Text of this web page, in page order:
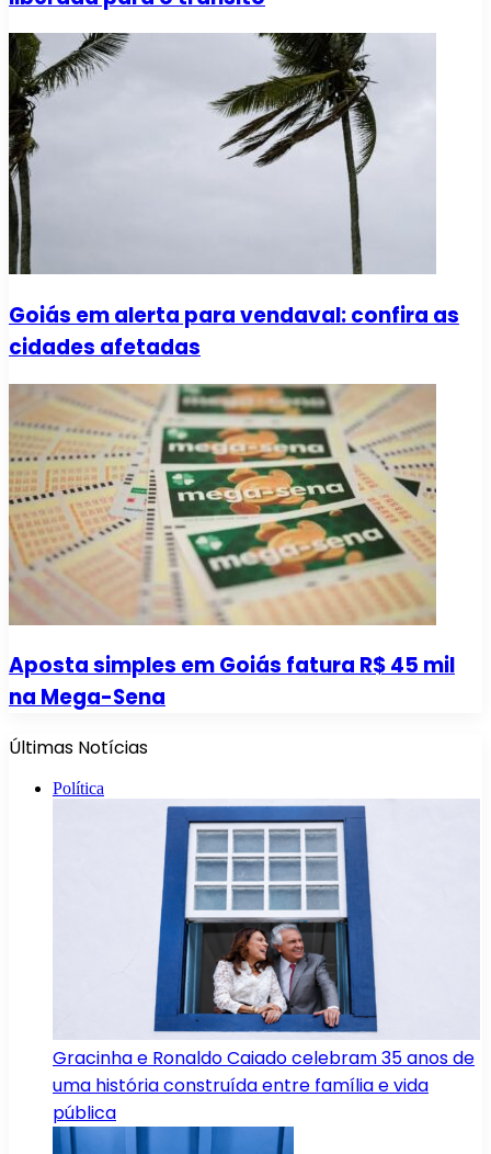
Goiás em alerta para vendaval: confira as
cidades afetadas
Aposta simples em Goiás fatura R$ 45 mil
na Mega-Sena
Últimas Notícias
Política
Gracinha e Ronaldo Caiado celebram 35 anos de
uma história construída entre família e vida
pública